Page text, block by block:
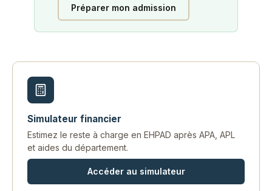
Préparer mon admission
Simulateur financier
Estimez le reste à charge en EHPAD après APA, APL
et aides du département.
Accéder au simulateur